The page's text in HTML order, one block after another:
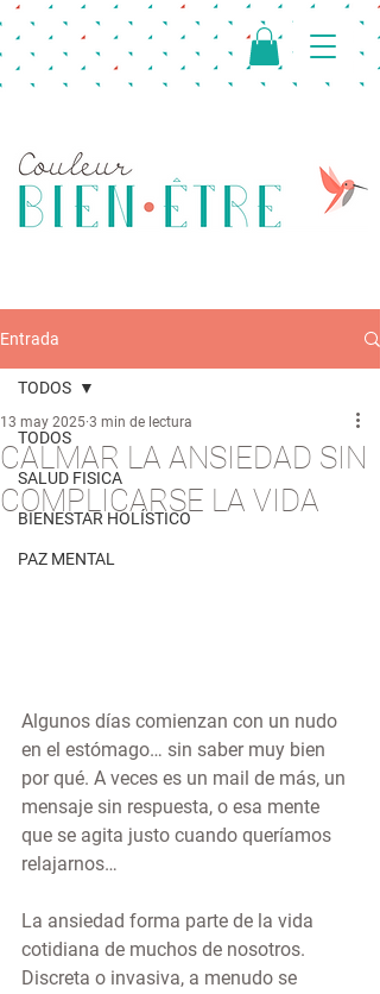
Entrada
TODOS
SALUD FISICA
BIENESTAR HOLÍSTICO
PAZ MENTAL
TODOS
CALMAR LA ANSIEDAD SIN
COMPLICARSE LA VIDA
13 may 2025 3 min de lectura
Algunos días comienzan con un nudo
en el estómago… sin saber muy bien
por qué. A veces es un mail de más, un
mensaje sin respuesta, o esa mente
que se agita justo cuando queríamos
relajarnos…
La ansiedad forma parte de la vida
cotidiana de muchos de nosotros.
Discreta o invasiva, a menudo se